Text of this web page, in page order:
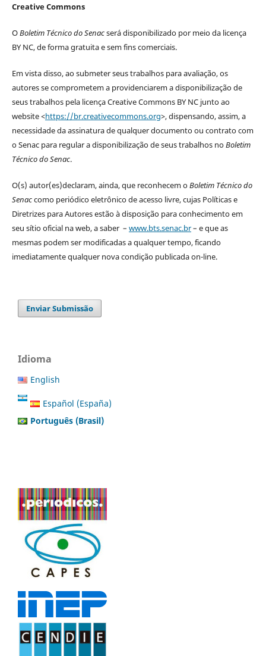
Creative Commons
OBoletim Técnico do Senacserá disponibilizado por meio da licença
BY NC, de forma gratuita e sem fins comerciais.
Em vista disso, ao submeter seus trabalhos para avaliação, os
autores se comprometem a providenciarem a disponibilização de
seus trabalhos pela licença Creative Commons BY NC junto ao
website <https://br.creativecommons.org>, dispensando, assim, a
necessidade da assinatura de qualquer documento ou contrato com
o Senac para regular a disponibilização de seus trabalhos noBoletim
Técnico do Senac.
O(s) autor(es)declaram, ainda, que reconhecem oBoletim Técnico do
Senaccomo periódico eletrônico de acesso livre, cujas Políticas e
Diretrizes para Autores estão à disposição para conhecimento em
seu sítio oficial na web, a saber – www.bts.senac.br– e que as
mesmas podem ser modificadas a qualquer tempo, ficando
imediatamente qualquer nova condição publicada on-line.
Enviar Submissão
Idioma
English
Español (España)
Português (Brasil)